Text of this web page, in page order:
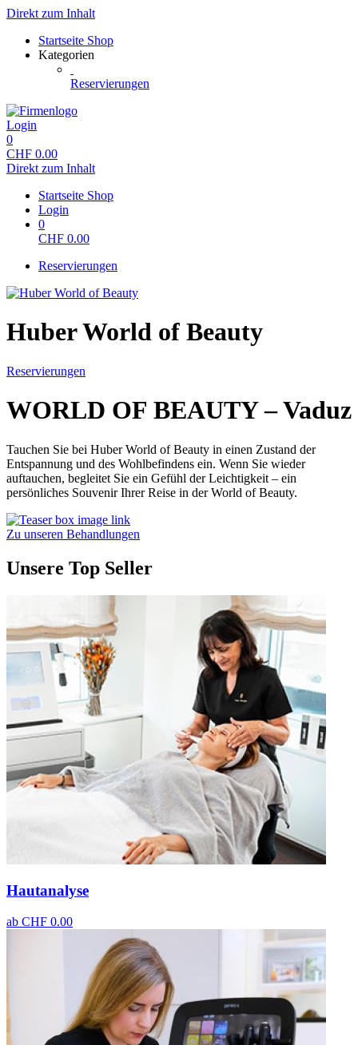
Direkt zum Inhalt
Startseite Shop
Kategorien
Reservierungen
Login
0
CHF 0.00
Direkt zum Inhalt
Startseite Shop
Login
0
CHF 0.00
Reservierungen
Huber World of Beauty
Reservierungen
WORLD OF BEAUTY – Vaduz
Tauchen Sie bei Huber World of Beauty in einen Zustand der
Entspannung und des Wohlbefindens ein. Wenn Sie wieder
auftauchen, begleitet Sie ein Gefühl der Leichtigkeit – ein
persönliches Souvenir Ihrer Reise in der World of Beauty.
Zu unseren Behandlungen
Unsere Top Seller
Hautanalyse
ab CHF 0.00